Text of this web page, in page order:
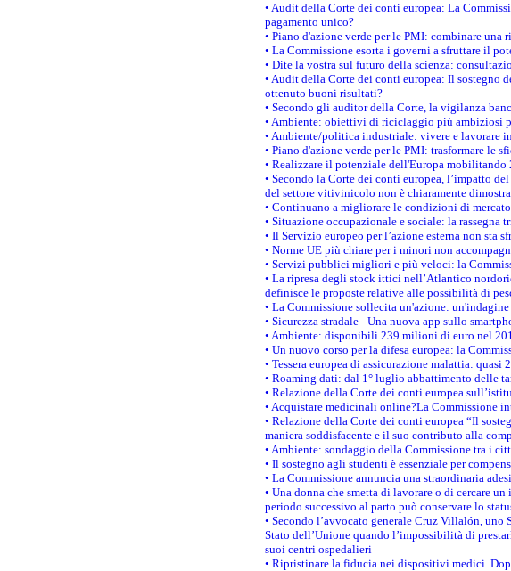
• Audit della Corte dei conti europea: La
pagamento unico?
• Piano d'azione verde per le PMI: combinare una
• La Commissione esorta i governi a sfruttare il
• Dite la vostra sul futuro della scienza:
• Audit della Corte dei conti europea: Il
ottenuto buoni risultati?
• Secondo gli auditor della Corte, la vigilanza
• Ambiente: obiettivi di riciclaggio più ambiziosi
• Ambiente/politica industriale: vivere e lavorare
• Piano d'azione verde per le PMI: trasformare le
• Realizzare il potenziale dell'Europa
• Secondo la Corte dei conti europea, l’impatto
del settore vitivinicolo non è chiaramente
• Continuano a migliorare le condizioni di
• Situazione occupazionale e sociale: la
• Il Servizio europeo per l’azione esterna non sta
• Norme UE più chiare per i minori non
• Servizi pubblici migliori e più veloci: la
• La ripresa degli stock ittici nell’Atlantico
definisce le proposte relative alle possibilità di
• La Commissione sollecita un'azione:
• Sicurezza stradale - Una nuova app sullo
• Ambiente: disponibili 239 milioni di euro nel
• Un nuovo corso per la difesa europea: la
• Tessera europea di assicurazione malattia:
• Roaming dati: dal 1° luglio abbattimento delle
• Relazione della Corte dei conti europea
• Acquistare medicinali online?La Commissione
• Relazione della Corte dei conti europea “Il
maniera soddisfacente e il suo contributo alla
• Ambiente: sondaggio della Commissione tra i
• Il sostegno agli studenti è essenziale per
• La Commissione annuncia una straordinaria
• Una donna che smetta di lavorare o di cercare
periodo successivo al parto può conservare lo
• Secondo l’avvocato generale Cruz Villalón,
Stato dell’Unione quando l’impossibilità di
suoi centri ospedalieri
• Ripristinare la fiducia nei dispositivi medici.